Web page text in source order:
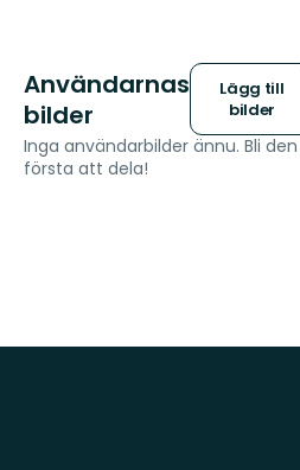
Användarnas
bilder
Lägg till
bilder
Inga användarbilder ännu. Bli den
första att dela!